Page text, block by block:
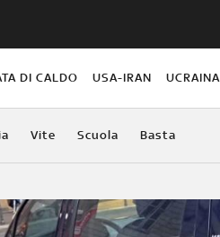
DI CALDO USA-IRAN UCRAINA
Vite Scuola Basta